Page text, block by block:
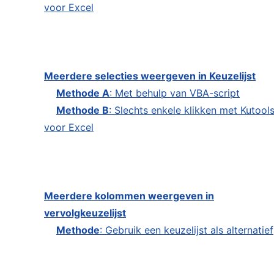
voor Excel
Meerdere selecties weergeven in Keuzelijst
Methode A: Met behulp van VBA-script
Methode B: Slechts enkele klikken met Kutools
voor Excel
Meerdere kolommen weergeven in
vervolgkeuzelijst
Methode: Gebruik een keuzelijst als alternatief